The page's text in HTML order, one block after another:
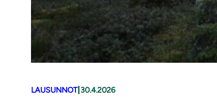
LAUSUNNOT| 30.4.2026